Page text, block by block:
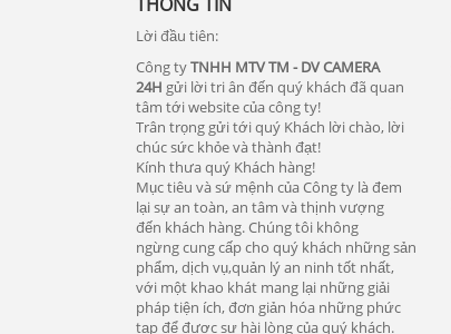
Lời đầu tiên:
Công tyTNHH MTV TM - DV CAMERA
24H gửi lời tri ân đến quý khách đã quan
tâm tới website của công ty!
Trân trọng gửi tới quý Khách lời chào, lời
chúc sức khỏe và thành đạt!
Kính thưa quý Khách hàng!
Mục tiêu và sứ mệnh của Công ty là đem
lại sự an toàn, an tâm và thịnh vượng
đến khách hàng. Chúng tôi không
ngừng cung cấp cho quý khách những sản
phẩm, dịch vụ,quản lý an ninh tốt nhất,
với một khao khát mang lại những giải
pháp tiện ích, đơn giản hóa những phức
tạp để được sự hài lòng của quý khách.